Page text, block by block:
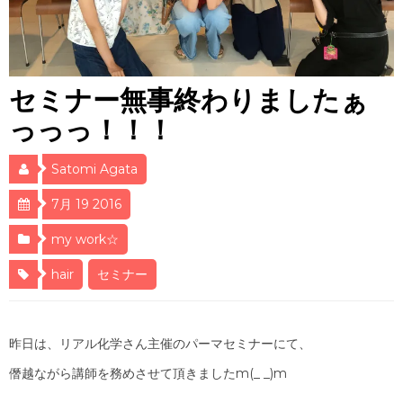
セミナー無事終わりましたぁ
っっっ！！！
Satomi Agata
7月 19 2016
my work☆
hair セミナー
昨日は、リアル化学さん主催のパーマセミナーにて、
僭越ながら講師を務めさせて頂きましたm(_ _)m